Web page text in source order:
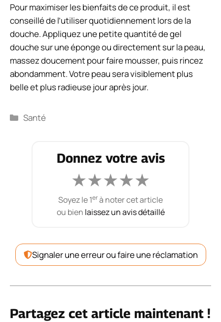
Pour maximiser les bienfaits de ce produit, il est
conseillé de l’utiliser quotidiennement lors de la
douche. Appliquez une petite quantité de gel
douche sur une éponge ou directement sur la peau,
massez doucement pour faire mousser, puis rincez
abondamment. Votre peau sera visiblement plus
belle et plus radieuse jour après jour.
Catégories
Santé
Donnez votre avis
★★★★★
Soyez le 1erà noter cet article
ou bien laissez un avis détaillé
Signaler une erreur ou faire une réclamation
Partagez cet article maintenant !